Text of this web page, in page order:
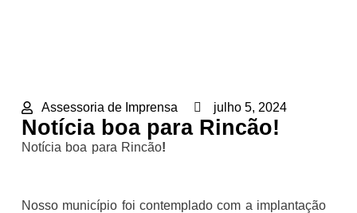
Assessoria de Imprensa julho 5, 2024
Notícia boa para Rincão!
Notícia boa para Rincão!
Nosso município foi contemplado com a implantação